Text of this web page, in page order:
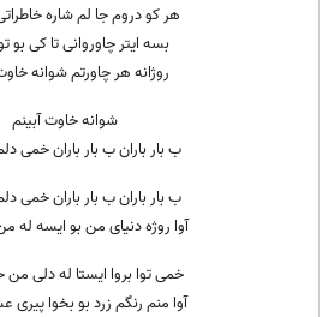
هر کو دروم جا لم شاره
بسه ایتر چاوروانی تا کی بو
روژانه هر چاورتم شوانه
شوانه خاوت آبینم
ب بار باران ب بار باران خمی
ب بار باران ب بار باران خمی
آوا روژه دنیای من بو ایسه له
خمی توا بروا ایستا له دلی من
آوا منم رنگم زرد بو بخوا پیری